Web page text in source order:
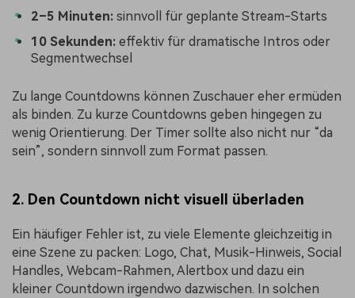
2–5 Minuten: sinnvoll für geplante Stream-Starts
10 Sekunden: effektiv für dramatische Intros oder
Segmentwechsel
Zu lange Countdowns können Zuschauer eher ermüden
als binden. Zu kurze Countdowns geben hingegen zu
wenig Orientierung. Der Timer sollte also nicht nur “da
sein”, sondern sinnvoll zum Format passen.
2. Den Countdown nicht visuell überladen
Ein häufiger Fehler ist, zu viele Elemente gleichzeitig in
eine Szene zu packen: Logo, Chat, Musik-Hinweis, Social
Handles, Webcam-Rahmen, Alertbox und dazu ein
kleiner Countdown irgendwo dazwischen. In solchen